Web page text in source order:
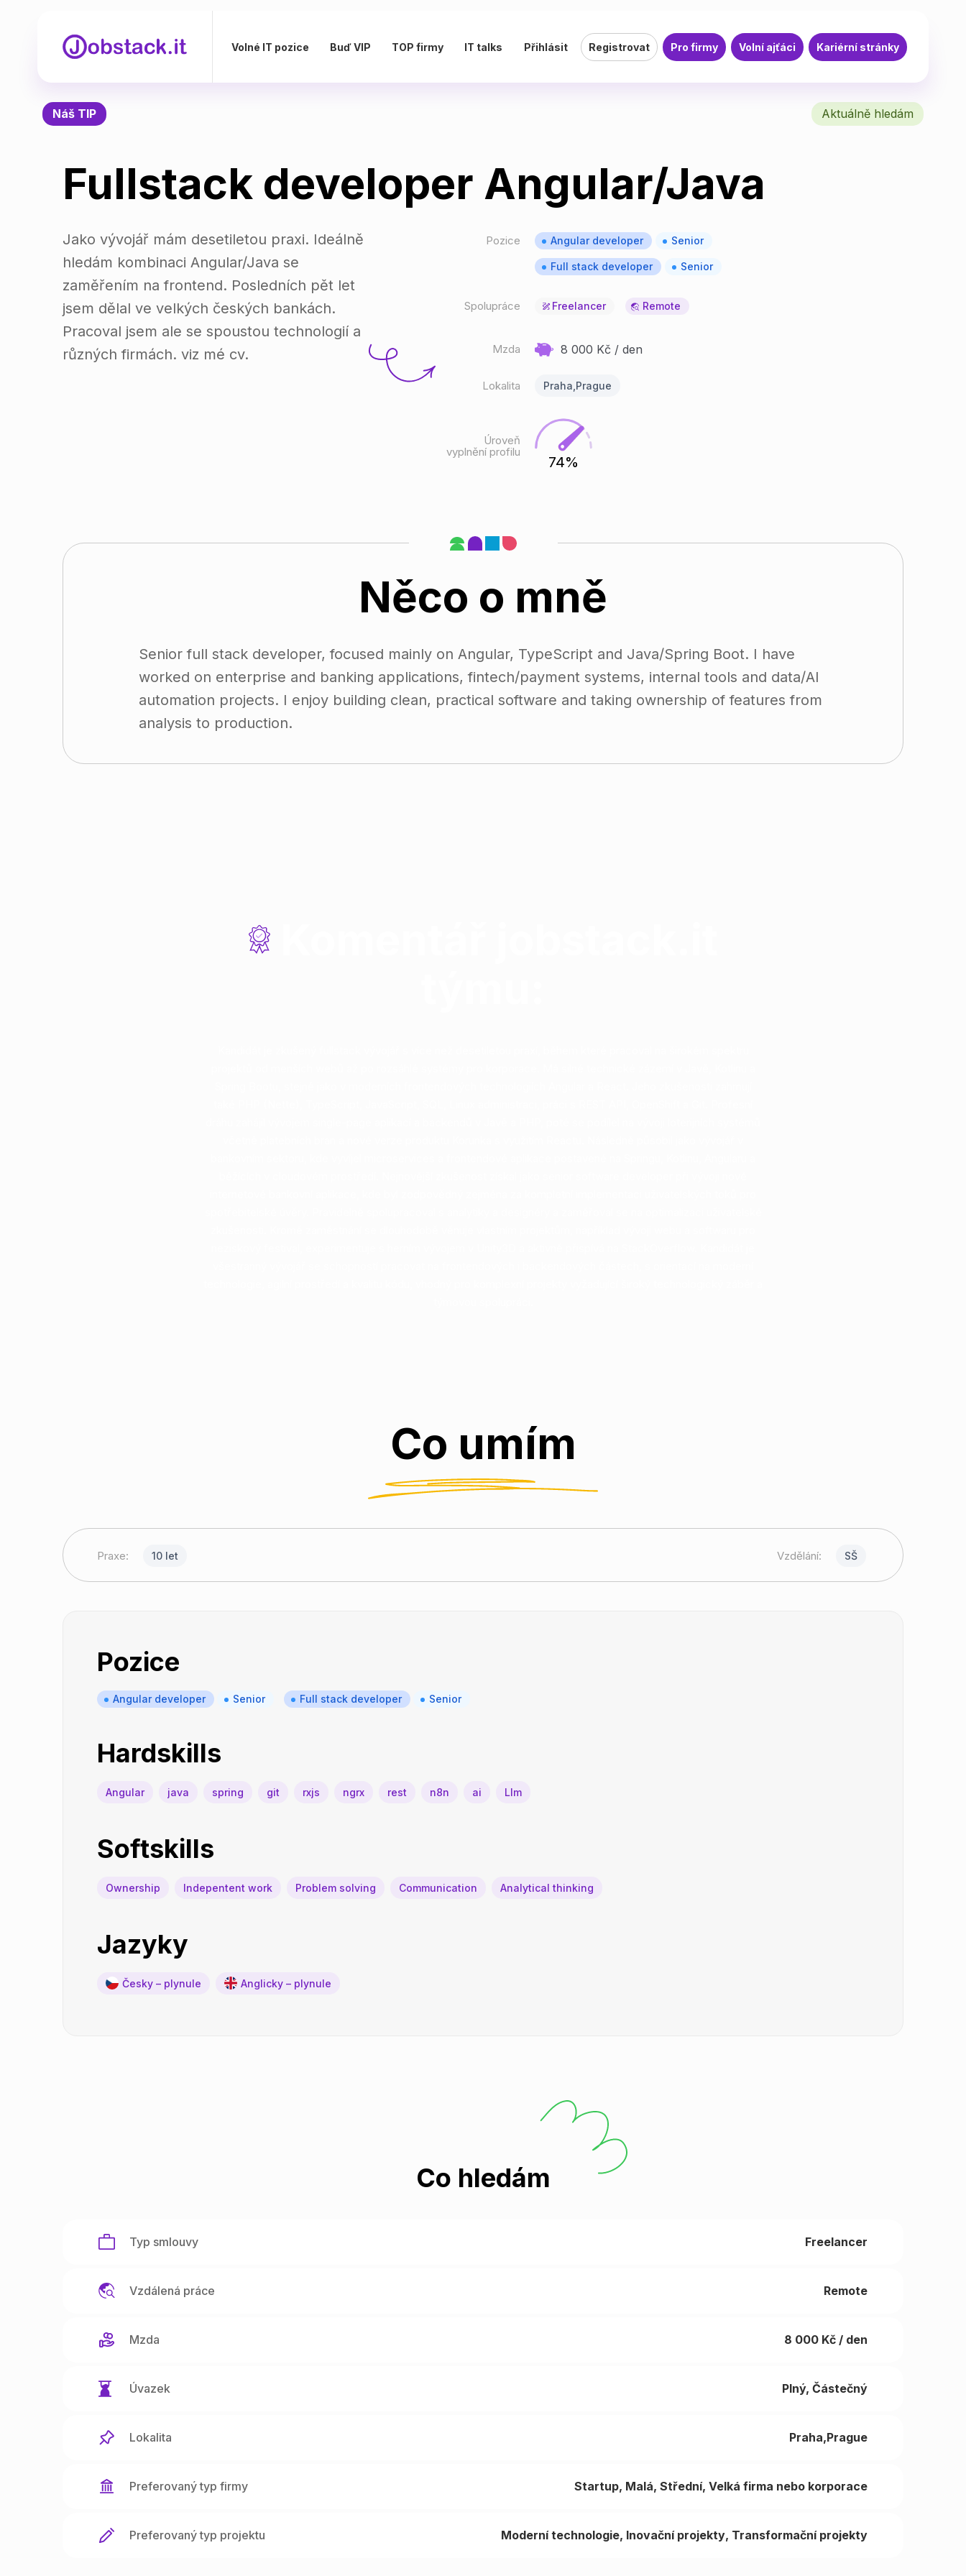
Volné IT pozice Buď VIP TOP firmy IT talks Přihlásit Registrovat Pro firmy Volní ajťáci Kariérní stránky
Náš TIP Aktuálně hledám
Fullstack developer Angular/Java
Jako vývojář mám desetiletou praxi. Ideálně
hledám kombinaci Angular/Java se
zaměřením na frontend. Posledních pět let
jsem dělal ve velkých českých bankách.
Pracoval jsem ale se spoustou technologií a
různých firmách. viz mé cv.
Pozice Angular developer Senior
Full stack developer Senior
Spolupráce Freelancer Remote
Mzda 8 000 Kč / den
Lokalita Praha,Prague
Úroveň
vyplnění profilu
74%
Něco o mně
Senior full stack developer, focused mainly on Angular, TypeScript and Java/Spring Boot. I have
worked on enterprise and banking applications, fintech/payment systems, internal tools and data/AI
automation projects. I enjoy building clean, practical software and taking ownership of features from
analysis to production.
Komentář jobstack.it
Co umím
Praxe: 10 let Vzdělání: SŠ
Pozice
Angular developer Senior Full stack developer Senior
Hardskills
Angular java spring git rxjs ngrx rest n8n ai Llm
Softskills
Ownership Indepentent work Problem solving Communication Analytical thinking
Jazyky
Česky – plynule Anglicky – plynule
Co hledám
Typ smlouvy Freelancer
Vzdálená práce Remote
Mzda 8 000 Kč / den
Úvazek Plný, Částečný
Lokalita Praha,Prague
Preferovaný typ firmy Startup Malá Střední Velká firma nebo korporace
Preferovaný typ projektu Moderní technologie Inovační projekty Transformační projekty